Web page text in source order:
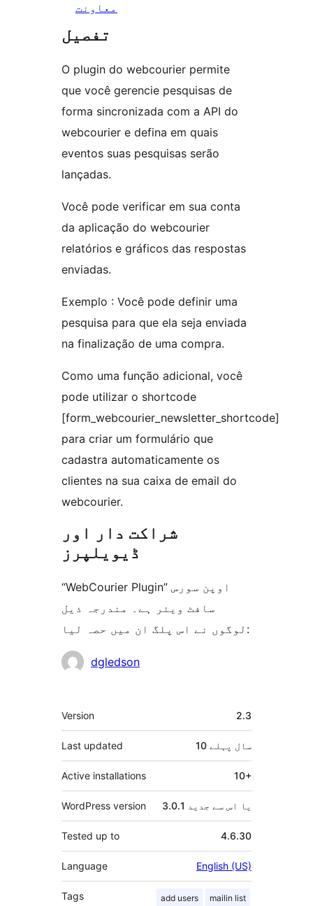
معاونت
تفصیل
O plugin do webcourier permite
que você gerencie pesquisas de
forma sincronizada com a API do
webcourier e defina em quais
eventos suas pesquisas serão
lançadas.
Você pode verificar em sua conta
da aplicação do webcourier
relatórios e gráficos das respostas
enviadas.
Exemplo : Você pode definir uma
pesquisa para que ela seja enviada
na finalização de uma compra.
Como uma função adicional, você
pode utilizar o shortcode
[form_webcourier_newsletter_shortcode]
para criar um formulário que
cadastra automaticamente os
clientes na sua caixa de email do
webcourier.
شراکت دار اور
ڈیویلپرز
“WebCourier Plugin” اوپن سورس
سافٹ ویئر ہے۔ مندرجہ ذیل
لوگوں نے اس پلگ ان میں حصہ لیا:
شراکتdgledson
میٹا
Version 2.3
Last updated 10 سال پہلے
Active installations 10+
WordPress version 3.0.1 یا اس سے جدید
Tested up to 4.6.30
Language English (US)
Tags add users mailin list